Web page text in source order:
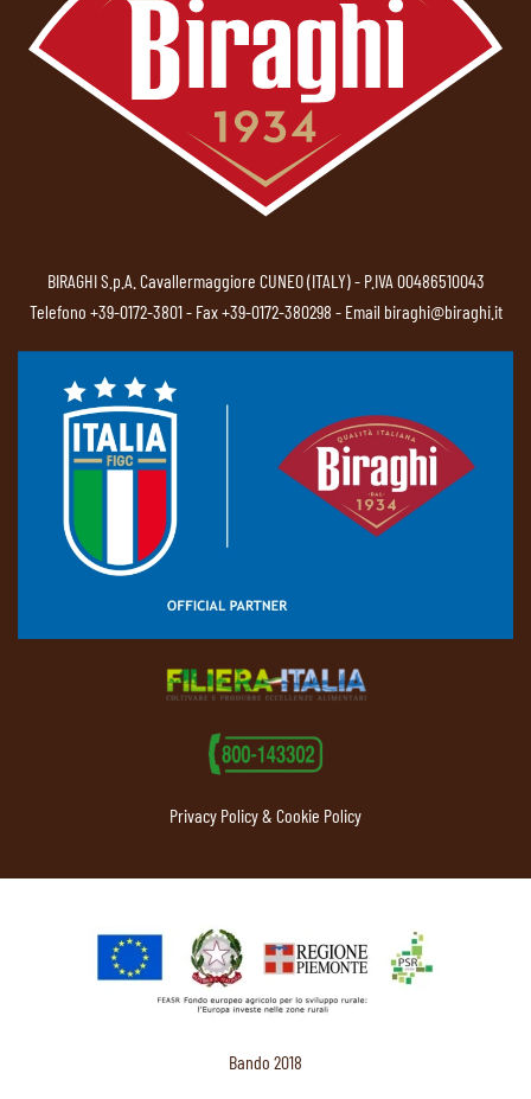
BIRAGHI S.p.A. Cavallermaggiore CUNEO (ITALY) - P.IVA 00486510043
Telefono +39-0172-3801- Fax +39-0172-380298 - Email biraghi@biraghi.it
Privacy Policy & Cookie Policy
Bando 2018